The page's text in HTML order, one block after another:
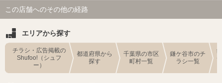
この店舗へのその他の経路
エリアから探す
チラシ・広告掲載の
Shufoo!（シュフ
ー）
都道府県から
探す
千葉県の市区
町村一覧
鎌ケ谷市のチ
ラシ一覧